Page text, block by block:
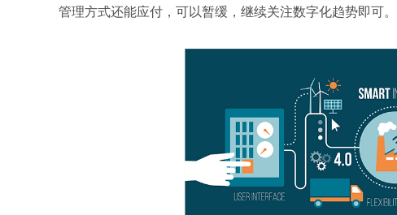
管理方式还能应付，可以暂缓，继续关注数字化趋势即可。